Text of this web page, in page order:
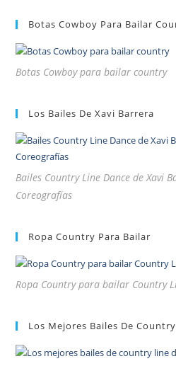
Botas Cowboy Para Bailar
Botas Cowboy para bailar country
Los Bailes De Xavi Barrera
Bailes Country Line Dance de Xavi
Coreografías
Ropa Country Para Bailar
Ropa Country para bailar Country
Los Mejores Bailes De